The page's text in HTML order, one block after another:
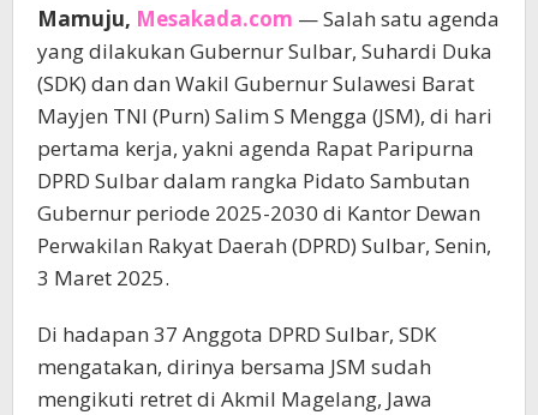
Mamuju, Mesakada.com — Salah satu agenda
yang dilakukan Gubernur Sulbar, Suhardi Duka
(SDK) dan dan Wakil Gubernur Sulawesi Barat
Mayjen TNI (Purn) Salim S Mengga (JSM), di hari
pertama kerja, yakni agenda Rapat Paripurna
DPRD Sulbar dalam rangka Pidato Sambutan
Gubernur periode 2025-2030 di Kantor Dewan
Perwakilan Rakyat Daerah (DPRD) Sulbar, Senin,
3 Maret 2025.
Di hadapan 37 Anggota DPRD Sulbar, SDK
mengatakan, dirinya bersama JSM sudah
mengikuti retret di Akmil Magelang, Jawa